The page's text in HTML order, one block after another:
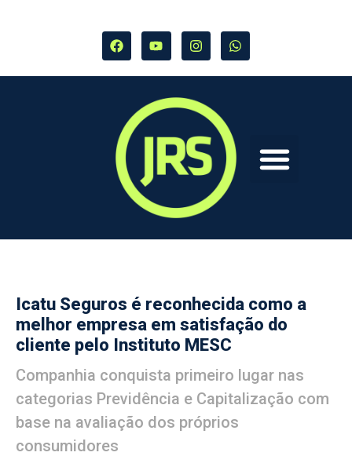
Icatu Seguros é reconhecida como a
melhor empresa em satisfação do
cliente pelo Instituto MESC
Companhia conquista primeiro lugar nas
categorias Previdência e Capitalização com
base na avaliação dos próprios
consumidores